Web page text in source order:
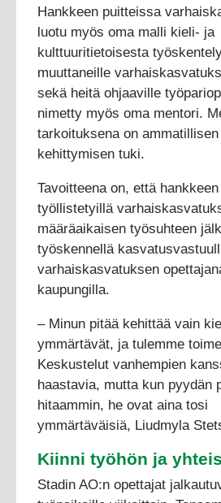
Hankkeen puitteissa
luotu myös oma malli kieli- ja
kulttuuritietoisesta
muuttaneille
sekä heitä ohjaaville
nimetty myös oma mentori.
tarkoituksena on
kehittymisen tuki.
Tavoitteena on, että
työllistetyillä
määräaikaisen työsuhteen
työskennellä
varhaiskasvatuksen
kaupungilla.
– Minun pitää kehittää vain
ymmärtävät, ja tulemme
Keskustelut vanhempien
haastavia, mutta kun pyydän
hitaammin, he ovat aina tosi
ymmärtäväisiä, Liudmyla
Kiinni työhön ja
Stadin AO:n opettajat